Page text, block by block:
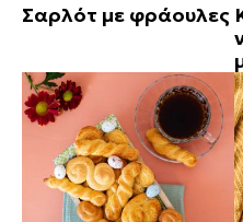
Σαρλότ με φράουλες